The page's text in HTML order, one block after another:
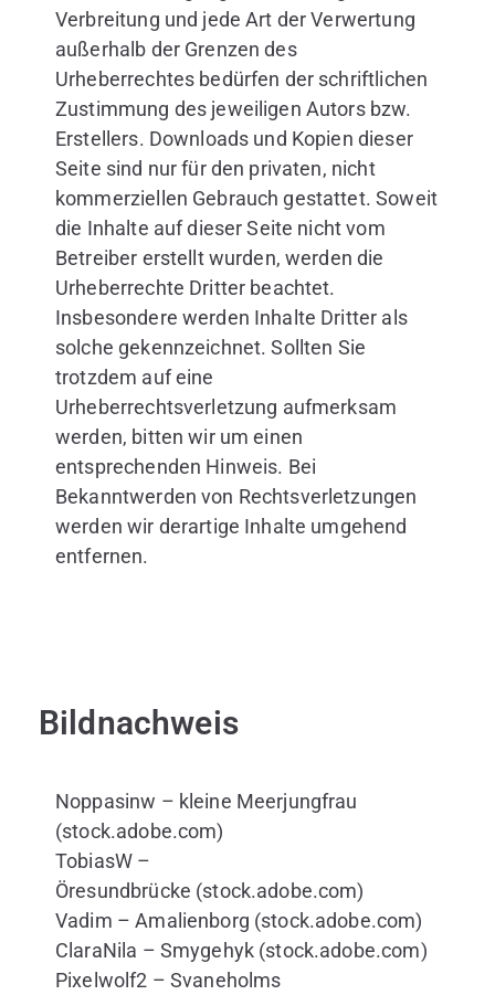
Verbreitung und jede Art der Verwertung
außerhalb der Grenzen des
Urheberrechtes bedürfen der schriftlichen
Zustimmung des jeweiligen Autors bzw.
Erstellers. Downloads und Kopien dieser
Seite sind nur für den privaten, nicht
kommerziellen Gebrauch gestattet. Soweit
die Inhalte auf dieser Seite nicht vom
Betreiber erstellt wurden, werden die
Urheberrechte Dritter beachtet.
Insbesondere werden Inhalte Dritter als
solche gekennzeichnet. Sollten Sie
trotzdem auf eine
Urheberrechtsverletzung aufmerksam
werden, bitten wir um einen
entsprechenden Hinweis. Bei
Bekanntwerden von Rechtsverletzungen
werden wir derartige Inhalte umgehend
entfernen.
Bildnachweis
Noppasinw – kleine Meerjungfrau
(stock.adobe.com)
TobiasW –
Öresundbrücke (stock.adobe.com)
Vadim – Amalienborg (stock.adobe.com)
ClaraNila – Smygehyk (stock.adobe.com)
Pixelwolf2 – Svaneholms